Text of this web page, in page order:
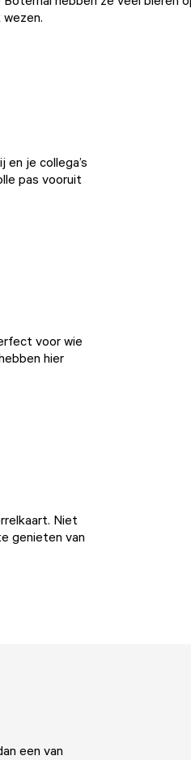
je collega’s
pas vooruit
voor wie
hier
Niet
genieten van
een van